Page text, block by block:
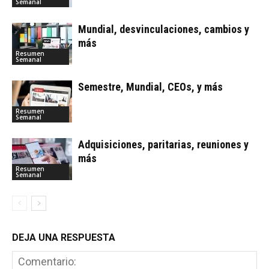
Semanal
Resumen
Semanal
Mundial, desvinculaciones, cambios y
más
Resumen
Semanal
Semestre, Mundial, CEOs, y más
Resumen
Semanal
Adquisiciones, paritarias, reuniones y
más
DEJA UNA RESPUESTA